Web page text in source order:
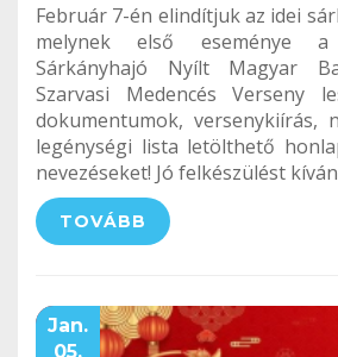
Február 7-én elindítjuk az idei
melynek első eseménye
Sárkányhajó Nyílt Magyar
Szarvasi Medencés Verseny
dokumentumok, versenykiírás,
legénységi lista letölthető
nevezéseket! Jó felkészülést
TOVÁBB
Jan.
05.